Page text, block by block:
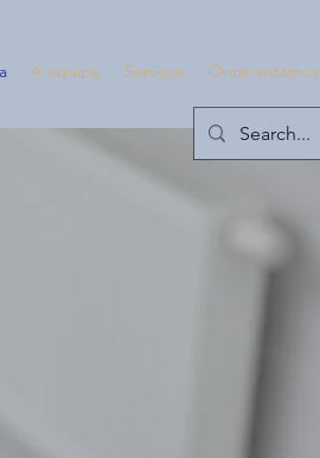
A equipe Serviços Onde estamos